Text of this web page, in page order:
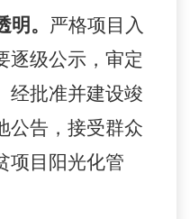
明。 严格项目入
逐级公示，审定
经批准并建设竣
公告，接受群众
项目阳光化管